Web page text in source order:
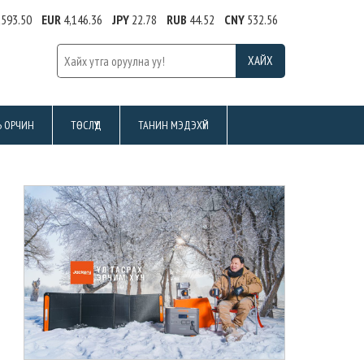
EUR4,146.36 JPY22.78 RUB 44.52 CNY532.56
ОРЧИН ТӨСЛҮҮД ТАНИН МЭДЭХҮЙ